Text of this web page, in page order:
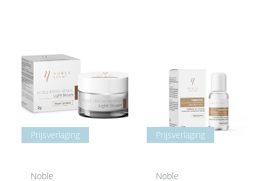
Prijsverlaging
Noble
Prijsverlaging
Noble